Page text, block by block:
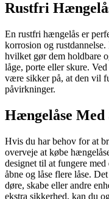
Rustfri
En rustfri hængelås er
korrosion og
hvilket gør dem holdbare
låge, porte eller skure.
være sikker på, at den vil
påvirkninger.
Hængelåse Med
Hvis du har behov for at
overveje at købe
designet til at fungere
åbne og låse flere låse.
døre, skabe eller andre
ekstra sikkerhed, kan du